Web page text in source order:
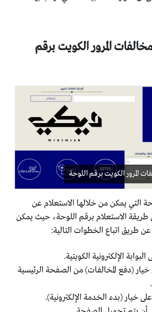
المرور الكويت برقم
المرور الكويت برقم اللوحة
التي يمكن من خلالها الاستعلام عن
طريقة الاستعلام برقم اللوحة، حيث يمكن
طريق اتباع الخطوات التالية:
الإلكترونية الكويتية.
(دفع المخالفات) من الصفحة الرئيسية
خيار (بدء الخدمة الإلكترونية).